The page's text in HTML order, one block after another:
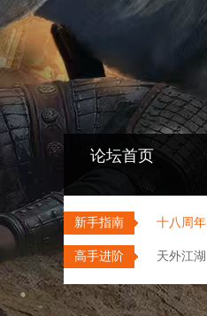
论坛首页
新手指南 十八周年
高手进阶 天外江湖